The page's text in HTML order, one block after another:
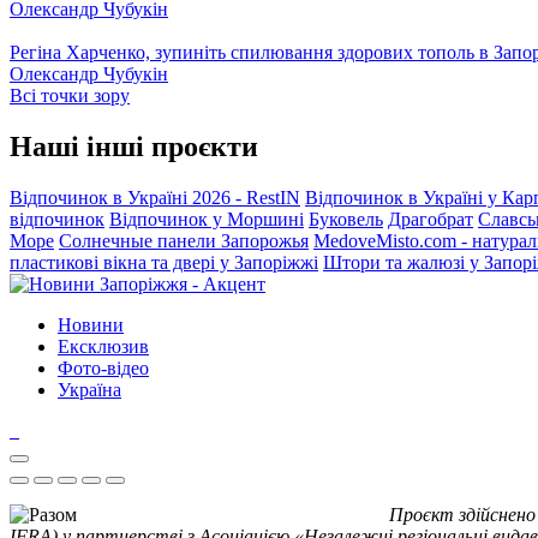
Олександр Чубукін
Регіна Харченко, зупиніть спилювання здорових тополь в
Олександр Чубукін
Всі точки зору
Наші інші проєкти
Відпочинок в Україні 2026 - RestIN Відпочинок в Україні у
відпочинок Відпочинок у Моршині Буковель Драгобрат
Море Солнечные панели Запорожья MedoveMisto.com -
пластикові вікна та двері у Запоріжжі Штори та жалюзі у
Новини
Ексклюзив
Фото-відео
Україна
Проєкт